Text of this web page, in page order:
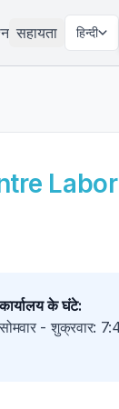
सहायता हिन्दी
कार्यालय के घंटे:
सोमवार - शुक्रवार: